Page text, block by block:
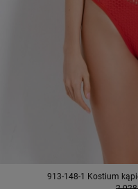
913-148-1 Kostium